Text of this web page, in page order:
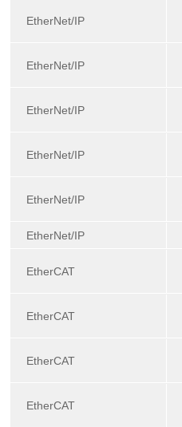
EtherNet/IP
EtherNet/IP
EtherNet/IP
EtherNet/IP
EtherNet/IP
EtherNet/IP
EtherCAT
EtherCAT
EtherCAT
EtherCAT